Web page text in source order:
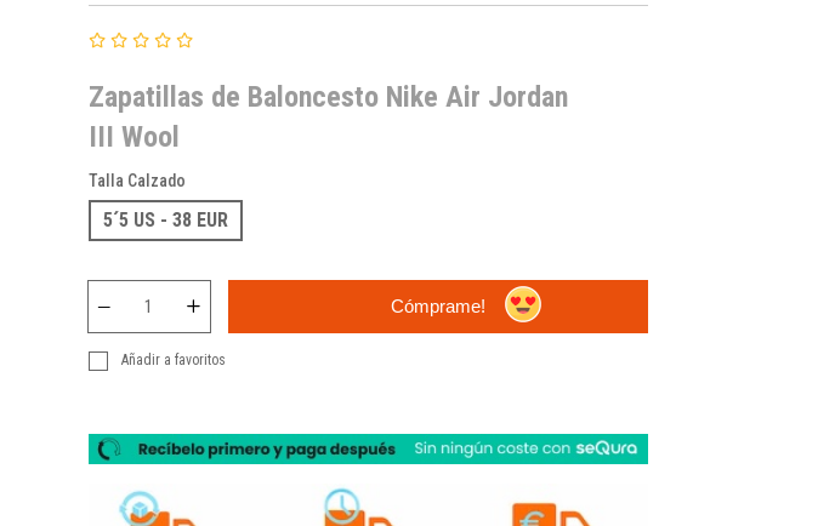
Zapatillas de Baloncesto Nike Air Jordan
III Wool
Talla Calzado
5´5 US - 38 EUR
Cómprame!
Añadir a favoritos